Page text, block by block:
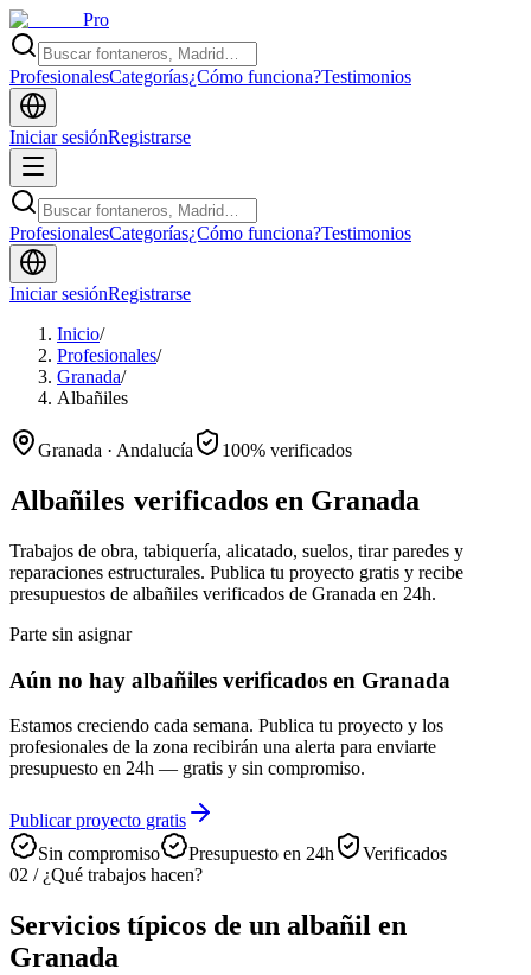
Pro
ProfesionalesCategorías¿Cómo funciona?Testimonios
Iniciar sesiónRegistrarse
ProfesionalesCategorías¿Cómo funciona?Testimonios
Iniciar sesiónRegistrarse
Inicio/
Profesionales/
Granada/
Albañiles
Granada · Andalucía 100% verificados
Albañiles verificados en Granada
Trabajos de obra, tabiquería, alicatado, suelos, tirar paredes y
reparaciones estructurales. Publica tu proyecto gratis y recibe
presupuestos de albañiles verificados de Granada en 24h.
Parte sin asignar
Aún no hay albañiles verificados en Granada
Estamos creciendo cada semana. Publica tu proyecto y los
profesionales de la zona recibirán una alerta para enviarte
presupuesto en 24h — gratis y sin compromiso.
Publicar proyecto gratis
Sin compromiso
Presupuesto en 24h
Verificados
02 / ¿Qué trabajos hacen?
Servicios típicos de un albañil en
Granada